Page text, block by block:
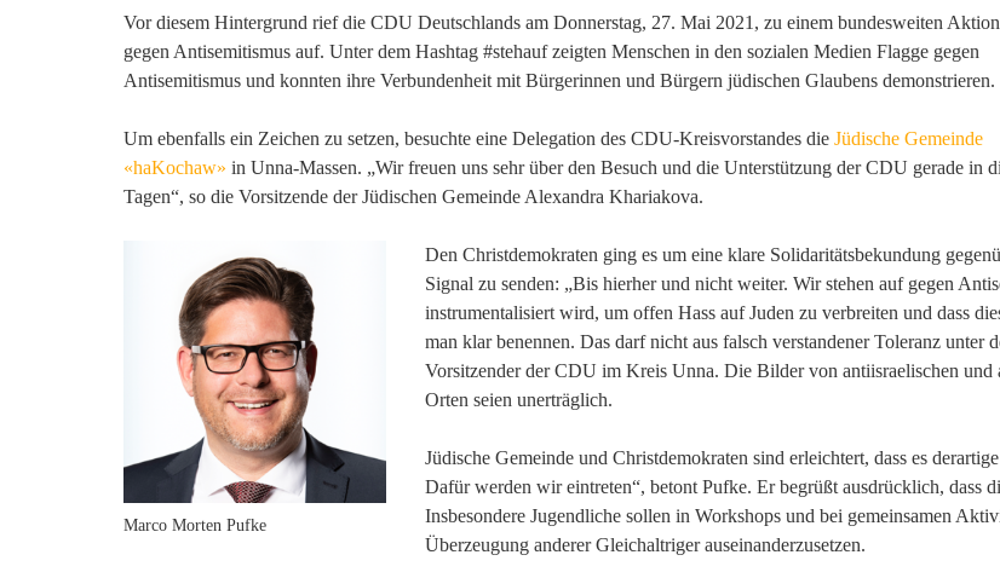
Vor diesem Hintergrund rief die CDU Deutschlands am Donnerstag, 27. Mai 2021, zu einem bundesweiten
gegen Antisemitismus auf. Unter dem Hashtag #stehauf zeigten Menschen in den sozialen Medien Flagge gegen
Antisemitismus und konnten ihre Verbundenheit mit Bürgerinnen und Bürgern jüdischen Glaubens demonstrieren.
Um ebenfalls ein Zeichen zu setzen, besuchte eine Delegation des CDU-Kreisvorstandes die Jüdische Gemeinde
«haKochaw» in Unna-Massen. „Wir freuen uns sehr über den Besuch und die Unterstützung der CDU gerade in
Tagen“, so die Vorsitzende der Jüdischen Gemeinde Alexandra Khariakova.
Marco Morten Pufke
Den Christdemokraten ging es um eine klare Solidaritätsbekundung
Signal zu senden: „Bis hierher und nicht weiter. Wir stehen auf gegen
instrumentalisiert wird, um offen Hass auf Juden zu verbreiten und dass
man klar benennen. Das darf nicht aus falsch verstandener Toleranz
Vorsitzender der CDU im Kreis Unna. Die Bilder von antiisraelischen
Orten seien unerträglich.
Jüdische Gemeinde und Christdemokraten sind erleichtert, dass es
Dafür werden wir eintreten“, betont Pufke. Er begrüßt ausdrücklich, dass
Insbesondere Jugendliche sollen in Workshops und bei gemeinsamen
Überzeugung anderer Gleichaltriger auseinanderzusetzen.